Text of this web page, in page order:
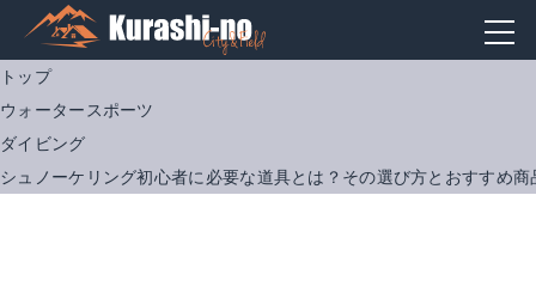
トップ
ウォータースポーツ
ダイビング
シュノーケリング初心者に必要な道具とは？その選び方とおすすめ商